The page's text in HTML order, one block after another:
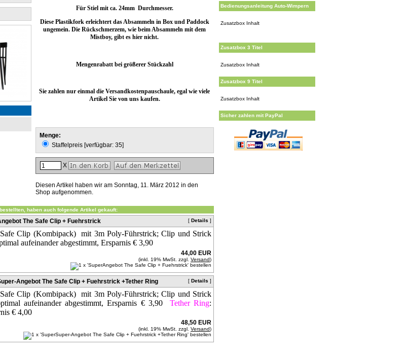
Bedienungsanleitung Auto-Wimpern
Zusatzbox Inhalt
Zusatzbox 3 Titel
Zusatzbox Inhalt
Zusatzbox 9 Titel
Zusatzbox Inhalt
Sicher zahlen mit PayPal
Für Stiel mit ca. 24mm Durchmesser.
Diese Plastikfork erleichtert das Absammeln in Box und Paddock
ungemein. Die Rückschmerzem, wie beim Absammeln mit dem
Mistboy, gibt es hier nicht.
Mengenrabatt bei größerer Stückzahl
Sie zahlen nur einmal die Versandkostenpauschaule, egal wie viele
Artikel Sie von uns kaufen.
Menge:
Staffelpreis [verfügbar: 35]
X
Diesen Artikel haben wir am Sonntag, 11. März 2012 in den
Shop aufgenommen.
haben auch folgende Artikel gekauft:
[Details ]
The Safe Clip + Fuehrstrick
Clip (Kombipack) mit 3m Poly-Führstrick; Clip und Strick
aufeinander abgestimmt, Ersparnis € 3,90
44,00 EUR
(inkl. 19% MwSt. zzgl.Versand)
[Details ]
Angebot The Safe Clip + Fuehrstrick +Tether Ring
Clip (Kombipack) mit 3m Poly-Führstrick; Clip und Strick
aufeinander abgestimmt, Ersparnis € 3,90 Tether Ring:
€ 4,00
48,50 EUR
(inkl. 19% MwSt. zzgl.Versand)